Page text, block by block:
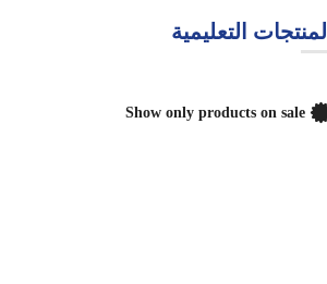
المنتجات التعليمية
Show only products on sale